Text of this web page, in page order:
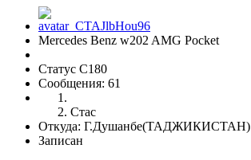
Mercedes Benz w202 AMG Pocket
Статус C180
Сообщения: 61
Стас
Откуда: Г.Душанбе(ТАДЖИКИСТАН)
Записан